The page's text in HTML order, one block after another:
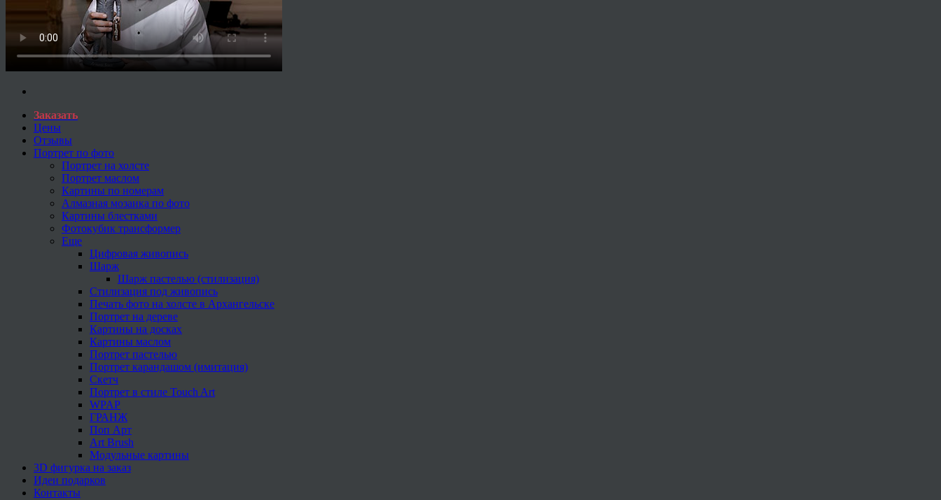
Заказать
Цены
Отзывы
Портрет по фото
Портрет на холсте
Портрет маслом
Картины по номерам
Алмазная мозаика по фото
Картины блестками
Фотокубик трансформер
Еще
Цифровая живопись
Шарж
Шарж пастелью (стилизация)
Стилизация под живопись
Печать фото на холсте в Архангельске
Портрет на дереве
Картины на досках
Картины маслом
Портрет пастелью
Портрет карандашом (имитация)
Скетч
Портрет в стиле Touch Art
WPAP
ГРАНЖ
Поп Арт
Art Brush
Модульные картины
3D фигурка на заказ
Идеи подарков
Контакты